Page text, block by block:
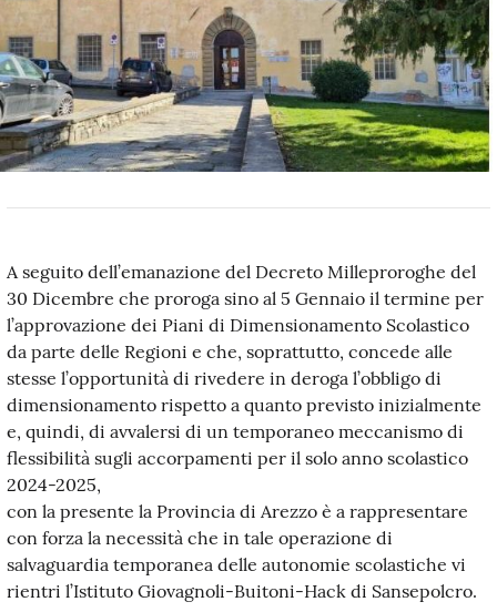
A seguito dell’emanazione del Decreto Milleproroghe del
30 Dicembre che proroga sino al 5 Gennaio il termine per
l’approvazione dei Piani di Dimensionamento Scolastico
da parte delle Regioni e che, soprattutto, concede alle
stesse l’opportunità di rivedere in deroga l’obbligo di
dimensionamento rispetto a quanto previsto inizialmente
e, quindi, di avvalersi di un temporaneo meccanismo di
flessibilità sugli accorpamenti per il solo anno scolastico
2024-2025,
con la presente la Provincia di Arezzo è a rappresentare
con forza la necessità che in tale operazione di
salvaguardia temporanea delle autonomie scolastiche vi
rientri l’Istituto Giovagnoli-Buitoni-Hack di Sansepolcro.